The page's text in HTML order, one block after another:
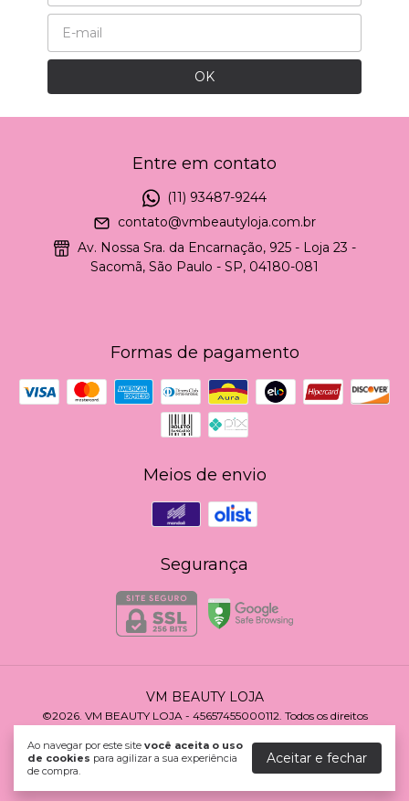
Ao navegar por este site você aceita o uso
de cookies para agilizar a sua experiência
de compra.
Aceitar e fechar
Entre em contato
(11) 93487-9244
contato@vmbeautyloja.com.br
Av. Nossa Sra. da Encarnação, 925 - Loja 23 -
Sacomã, São Paulo - SP, 04180-081
Formas de pagamento
Meios de envio
Segurança
VM BEAUTY LOJA
©2026. VM BEAUTY LOJA - 45657455000112. Todos os direitos
reservados.